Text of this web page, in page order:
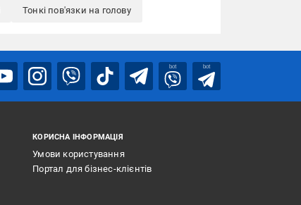
Тонкі пов'язки на голову
bot bot
КОРИСНА ІНФОРМАЦІЯ
Умови користування
Портал для бізнес-клієнтів